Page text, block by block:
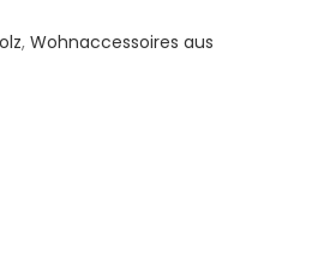
, Wohnaccessoires aus